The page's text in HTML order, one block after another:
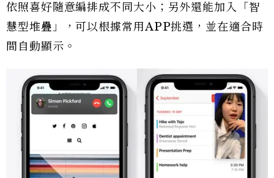
依照喜好隨意編排成不同大小；另外還能加入「智
慧型堆疊」，可以根據常用APP挑選，並在適合時
間自動顯示。